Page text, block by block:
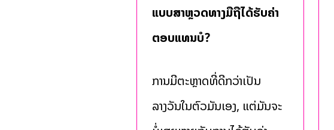
ແບບສຳຫຼວດທາງມືຖືໄດ້ຮັບຄ່າ
ຕອບແທນບໍ?
ການມີຕະຫຼາດທີ່ດີກວ່າເປັນ
ລາງວັນໃນຕົວມັນເອງ, ແຕ່ມັນຈະ